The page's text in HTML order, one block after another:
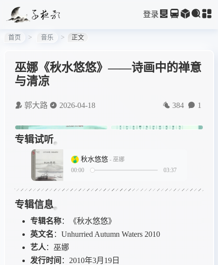
登录
首页 音乐 正文
巫娜《秋水悠悠》——诗画中的禅意
与清凉
郭大路 2026-04-18 384 1
专辑试听
专辑信息
专辑名称：《秋水悠悠》
英文名 ：Unhurried Autumn Waters 2010
艺人 ：巫娜
发行时间 ：2010年3月19日